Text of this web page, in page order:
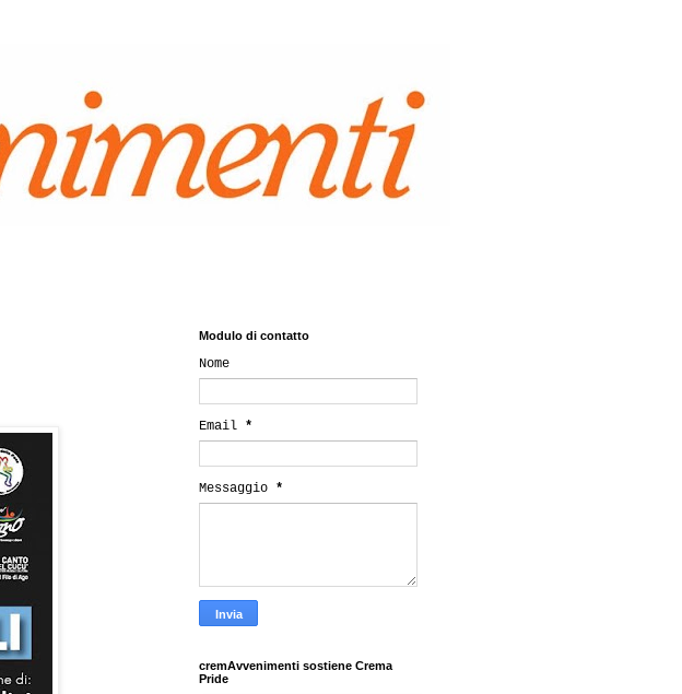
Modulo di contatto
Nome
Email *
Messaggio *
cremAvvenimenti sostiene Crema
Pride